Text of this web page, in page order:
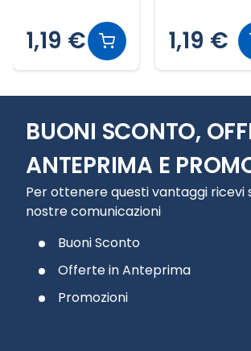
1,19 € 1,19 €
Slide 1 di 12
BUONI SCONTO,
ANTEPRIMA E
Per ottenere questi vantaggi ricevi
nostre comunicazioni
Buoni Sconto
Offerte in Anteprima
Promozioni